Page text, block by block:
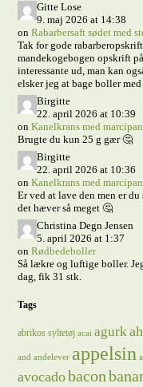
Gitte Lose
9. maj 2026 at 14:38
onRabarbersaft sødet med
Tak for gode
mandekogebogen opskrift
interessante ud, man kan
elsker jeg at bage boller
Birgitte
22. april 2026 at 10:39
onKanelkrans med
Brugte du kun 25 g gær 🤔
Birgitte
22. april 2026 at 10:36
onKanelkrans med
Er ved at lave den men er
det hæver så meget 🤔
Christina Degn Jensen
5. april 2026 at 1:37
onRødbedeboller
Så lækre og luftige boller.
dag, fik 31 stk.
Tags
abrikos syltetøj acai agurk
and andelever appelsin
avocadobacon